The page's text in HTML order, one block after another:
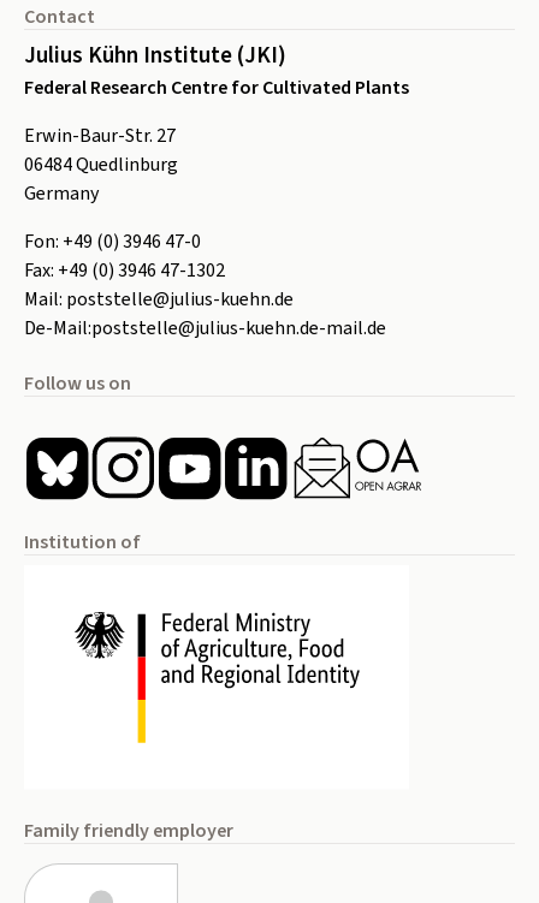
Contact
Julius Kühn Institute (JKI)
Federal Research Centre for Cultivated Plants
Erwin-Baur-Str. 27
06484Quedlinburg
Germany
Fon: +49 (0) 3946 47-0
Fax: +49 (0) 3946 47-1302
Mail: poststelle@julius-kuehn.de
De-Mail:poststelle@julius-kuehn.de-mail.de
Follow us on
Institution of
Family friendly employer